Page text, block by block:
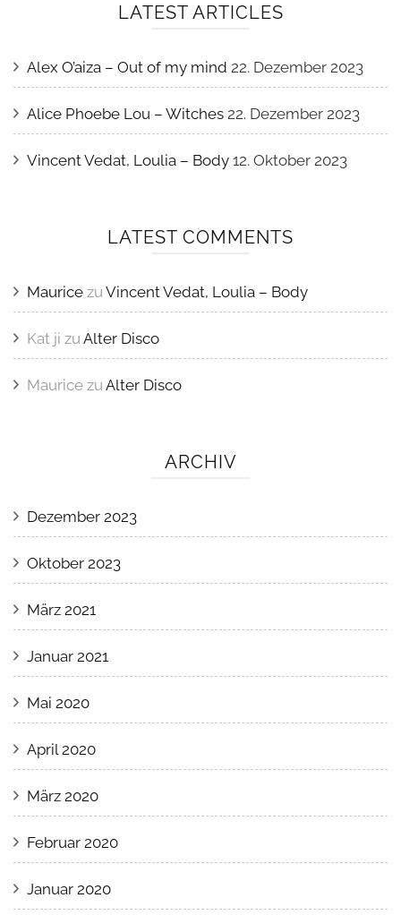
LATEST ARTICLES
Alex O’aiza – Out of my mind 22. Dezember 2023
Alice Phoebe Lou – Witches 22. Dezember 2023
Vincent Vedat, Loulia – Body 12. Oktober 2023
LATEST COMMENTS
Maurice zu Vincent Vedat, Loulia – Body
Kat ji zu Alter Disco
Maurice zu Alter Disco
ARCHIV
Dezember 2023
Oktober 2023
März 2021
Januar 2021
Mai 2020
April 2020
März 2020
Februar 2020
Januar 2020